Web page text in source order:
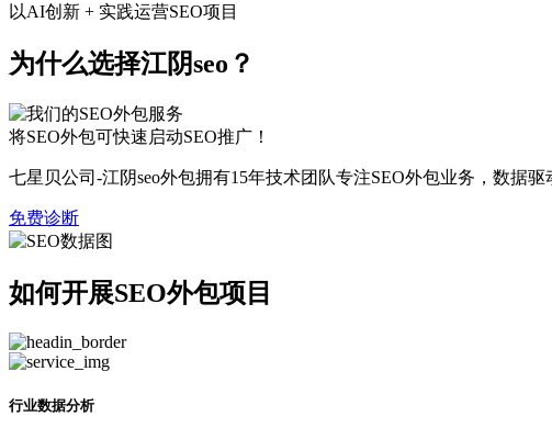
以AI创新 + 实践运营SEO项目
为什么选择江阴seo？
将SEO外包可快速启动SEO推广！
七星贝公司-江阴seo外包拥有15年技术团队专注SEO外包业务，数据
免费诊断
如何开展SEO外包项目
行业数据分析